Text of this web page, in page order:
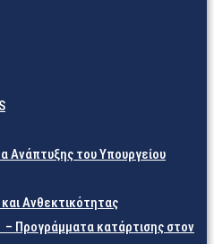
Ανάπτυξης του Υπουργείου
Ανθεκτικότητας
Προγράμματα κατάρτισης στον